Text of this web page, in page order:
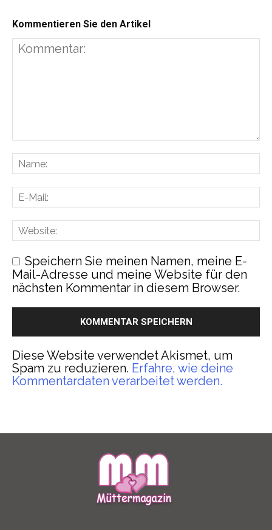
Kommentieren Sie den Artikel
Speichern Sie meinen Namen, meine E-
Mail-Adresse und meine Website für den
nächsten Kommentar in diesem Browser.
Diese Website verwendet Akismet, um
Spam zu reduzieren. Erfahre, wie deine
Kommentardaten verarbeitet werden.